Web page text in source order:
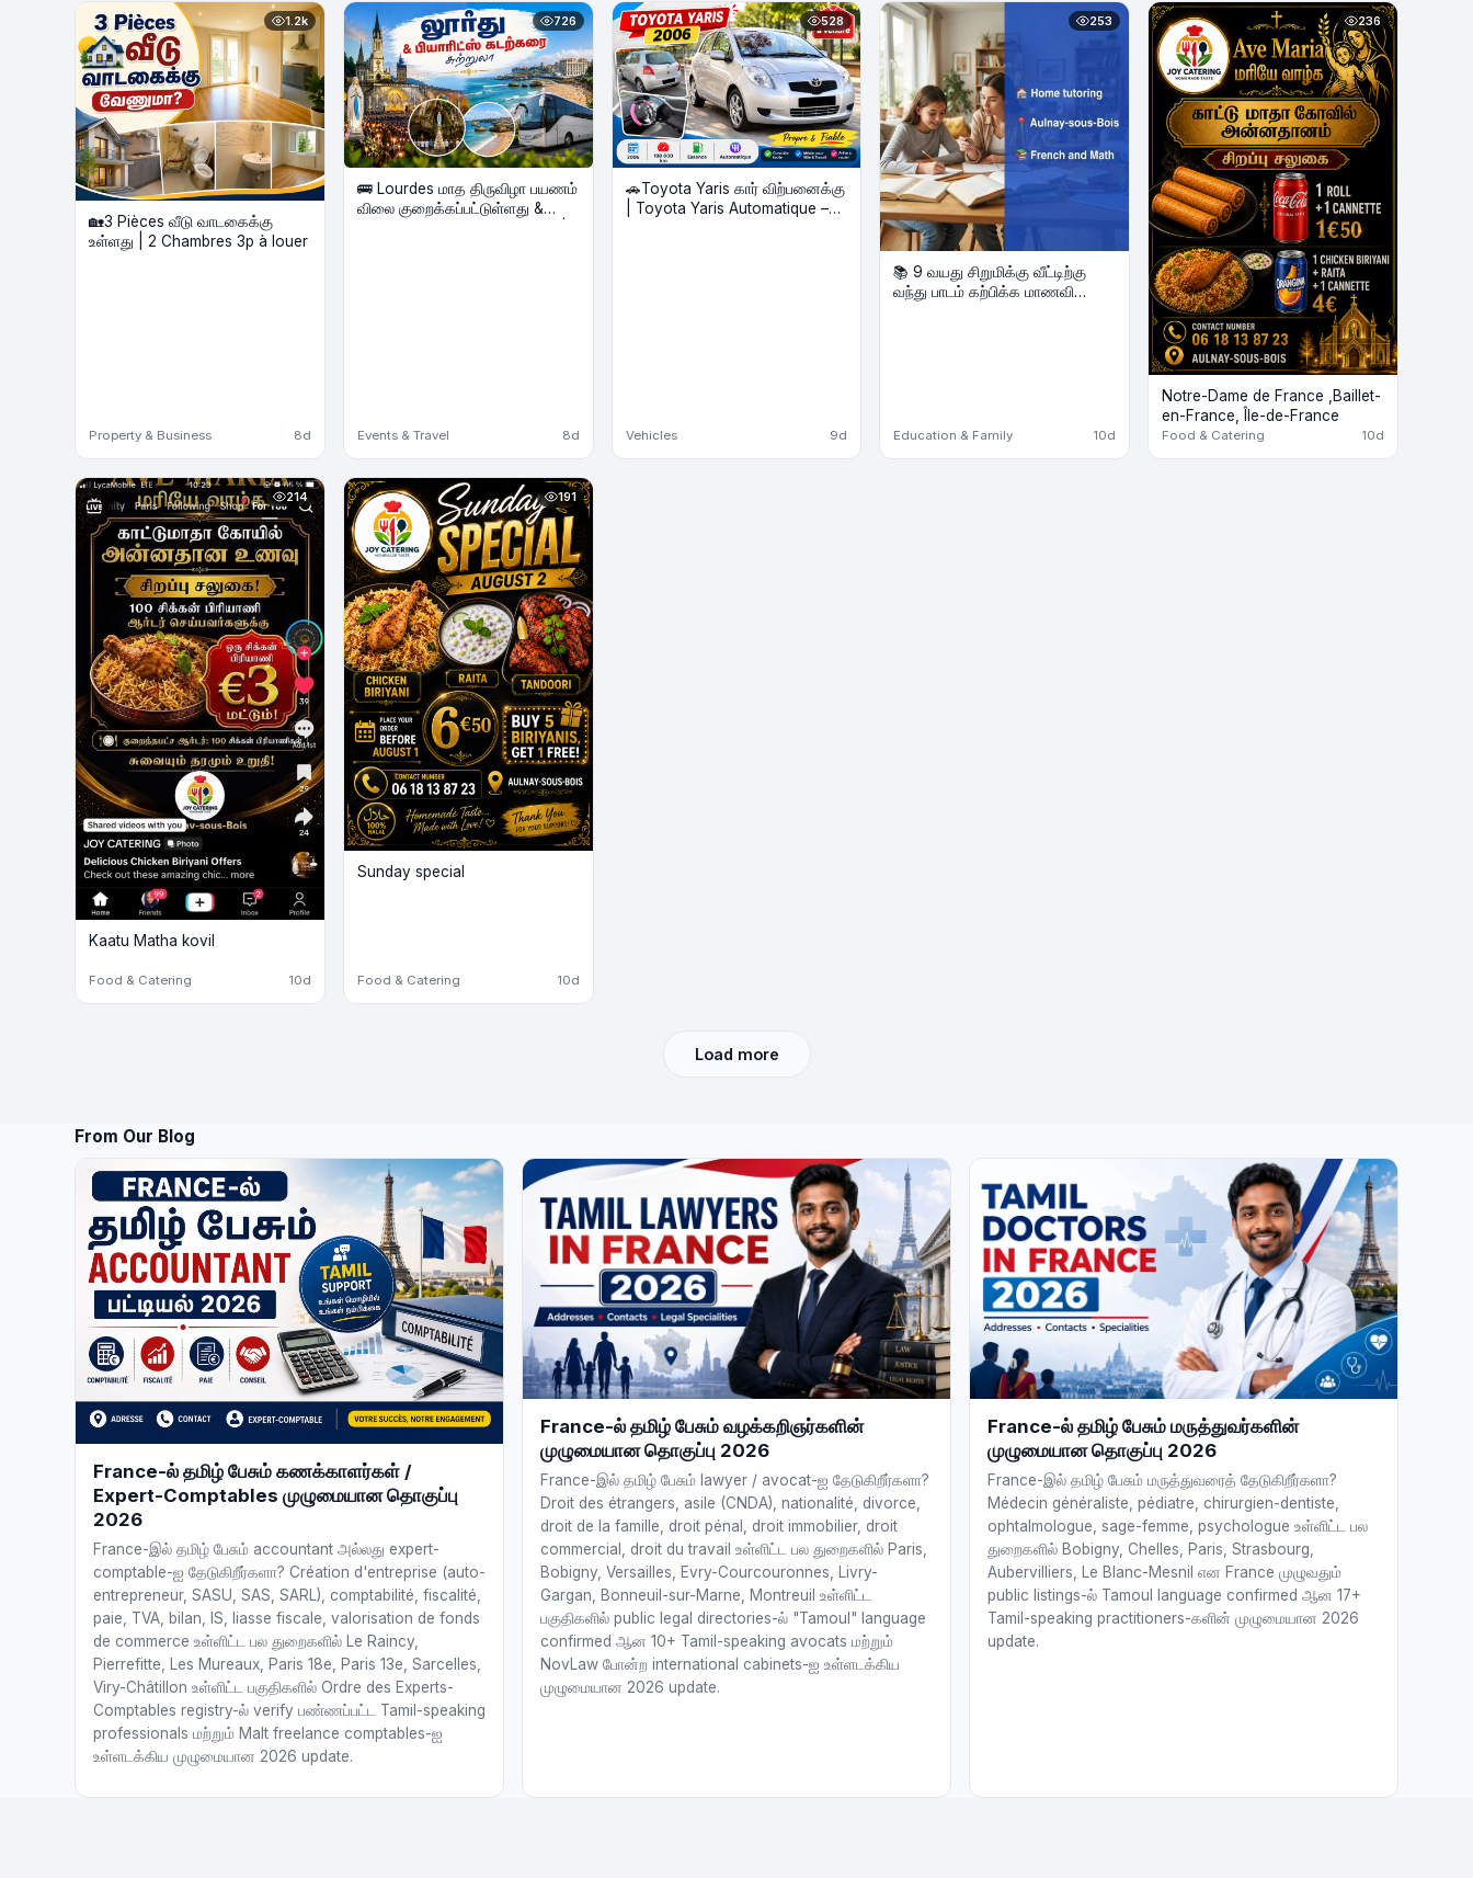
1.2k
🏡3 Pièces வீடு வாடகைக்கு
உள்ளது | 2 Chambres 3p à louer
Property & Business 8d
726
🚌 Lourdes மாத திருவிழா பயணம்
விலை குறைக்கப்பட்டுள்ளது &
Events & Travel 8d
528
🚗Toyota Yaris கார் விற்பனைக்கு
Vehicles 9d
253
📚 9 வயது சிறுமிக்கு வீட்டிற்கு
வந்து பாடம் கற்பிக்க மாணவி
Education & Family 10d
236
Notre-Dame de France ,Baillet-
en-France, Île-de-France
Food & Catering 10d
214
Kaatu Matha kovil
Food & Catering 10d
191
Sunday special
Food & Catering 10d
Load more
From Our Blog
France-ல் தமிழ் பேசும் கணக்காளர்கள் /
Expert-Comptables முழுமையான தொகுப்பு
2026
France-இல் தமிழ் பேசும் accountant அல்லது expert-
comptable-ஐ தேடுகிறீர்களா? Création d'entreprise (auto-
entrepreneur, SASU, SAS, SARL), comptabilité, fiscalité,
paie, TVA, bilan, IS, liasse fiscale, valorisation de fonds
de commerce உள்ளிட்ட பல துறைகளில் Le Raincy,
Pierrefitte, Les Mureaux, Paris 18e, Paris 13e, Sarcelles,
Viry-Châtillon உள்ளிட்ட பகுதிகளில் Ordre des Experts-
Comptables registry-ல் verify பண்ணப்பட்ட Tamil-speaking
professionals மற்றும் Malt freelance comptables-ஐ
உள்ளடக்கிய முழுமையான 2026 update.
France-ல் தமிழ் பேசும் வழக்கறிஞர்களின்
முழுமையான தொகுப்பு 2026
France-இல் தமிழ் பேசும் lawyer / avocat-ஐ தேடுகிறீர்களா?
Droit des étrangers, asile (CNDA), nationalité, divorce,
droit de la famille, droit pénal, droit immobilier, droit
commercial, droit du travail உள்ளிட்ட பல துறைகளில் Paris,
Bobigny, Versailles, Evry-Courcouronnes, Livry-
Gargan, Bonneuil-sur-Marne, Montreuil உள்ளிட்ட
பகுதிகளில் public legal directories-ல் "Tamoul" language
confirmed ஆன 10+ Tamil-speaking avocats மற்றும்
NovLaw போன்ற international cabinets-ஐ உள்ளடக்கிய
முழுமையான 2026 update.
France-ல் தமிழ் பேசும் மருத்துவர்களின்
முழுமையான தொகுப்பு 2026
France-இல் தமிழ் பேசும் மருத்துவரைத் தேடுகிறீர்களா?
Médecin généraliste, pédiatre, chirurgien-dentiste,
ophtalmologue, sage-femme, psychologue உள்ளிட்ட பல
துறைகளில் Bobigny, Chelles, Paris, Strasbourg,
Aubervilliers, Le Blanc-Mesnil என France முழுவதும்
public listings-ல் Tamoul language confirmed ஆன 17+
Tamil-speaking practitioners-களின் முழுமையான 2026
update.